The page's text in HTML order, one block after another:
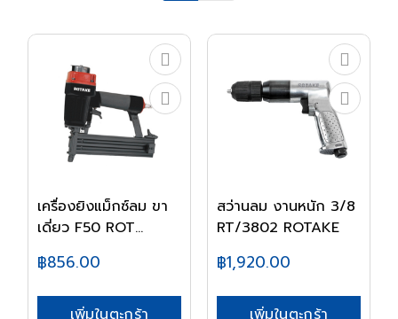
เครื่องยิงแม็กซ์ลม ขา
เดี่ยว F50 ROT...
฿856.00
เพิ่มในตะกร้า
สว่านลม งานหนัก 3/8
RT/3802 ROTAKE
฿1,920.00
เพิ่มในตะกร้า